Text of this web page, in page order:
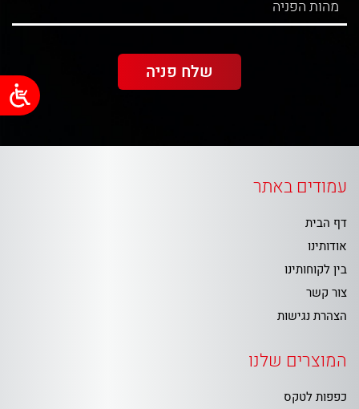
עמודים באתר
דף הבית
אודותינו
בין לקוחותינו
צור קשר
הצהרת נגישות
המוצרים שלנו
כפפות לטקס